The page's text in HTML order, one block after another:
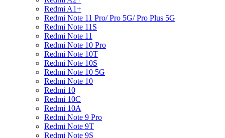
Redmi A1+
Redmi Note 11 Pro/ Pro 5G/ Pro Plus 5G
Redmi Note 11S
Redmi Note 11
Redmi Note 10 Pro
Redmi Note 10T
Redmi Note 10S
Redmi Note 10 5G
Redmi Note 10
Redmi 10
Redmi 10C
Redmi 10A
Redmi Note 9 Pro
Redmi Note 9T
Redmi Note 9S